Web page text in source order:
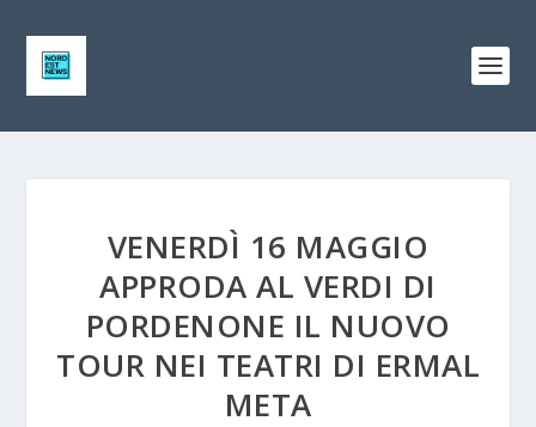
VENERDÌ 16 MAGGIO
APPRODA AL VERDI DI
PORDENONE IL NUOVO
TOUR NEI TEATRI DI ERMAL
META